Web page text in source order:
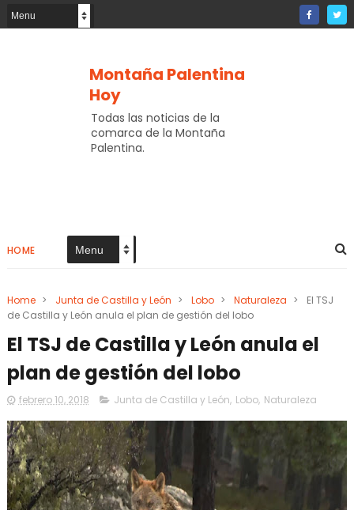
Montaña Palentina
Hoy
Todas las noticias de la
comarca de la Montaña
Palentina.
HOME
Home > Junta de Castilla y León > Lobo > Naturaleza >
El TSJ
de Castilla y León anula el plan de gestión del lobo
El TSJ de Castilla y León anula el
plan de gestión del lobo
febrero 10, 2018 Junta de Castilla y León, Lobo, Naturaleza